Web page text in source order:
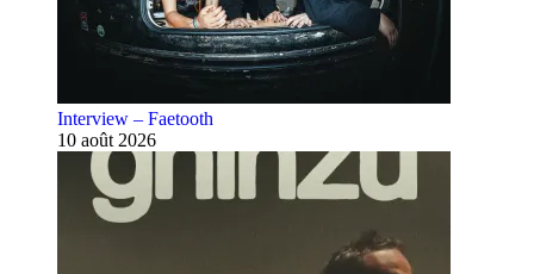
Interview – Faetooth
10 août 2026